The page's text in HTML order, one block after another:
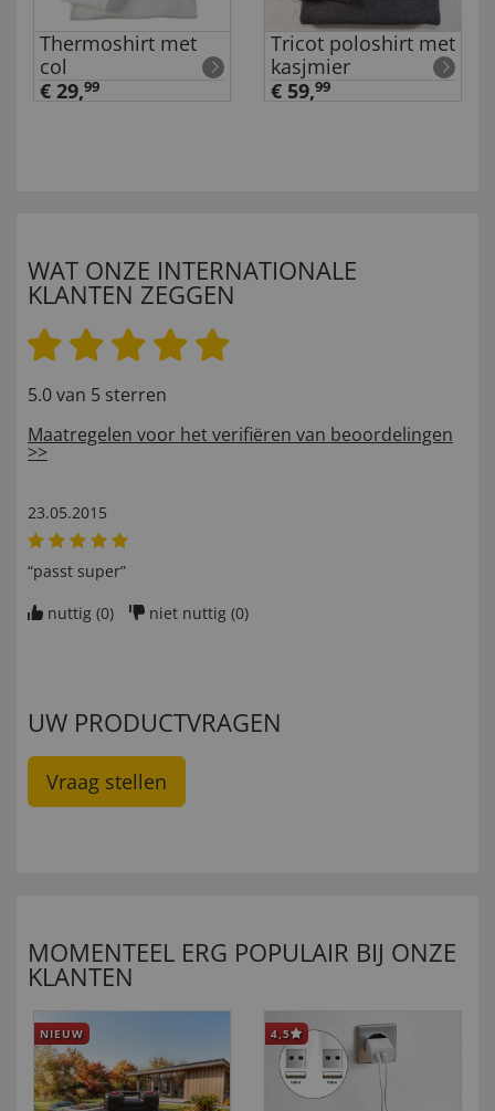
Thermoshirt met
col
€ 29,99
Tricot poloshirt met
kasjmier
€ 59,99
WAT ONZE INTERNATIONALE
KLANTEN ZEGGEN
5.0 van 5 sterren
Maatregelen voor het verifiëren van beoordelingen
>>
23.05.2015
“passt super”
nuttig (0) niet nuttig (0)
UW PRODUCTVRAGEN
Vraag stellen
MOMENTEEL ERG POPULAIR BIJ ONZE
KLANTEN
NIEUW 4,5